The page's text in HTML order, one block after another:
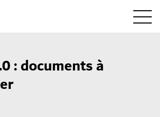
: documents à